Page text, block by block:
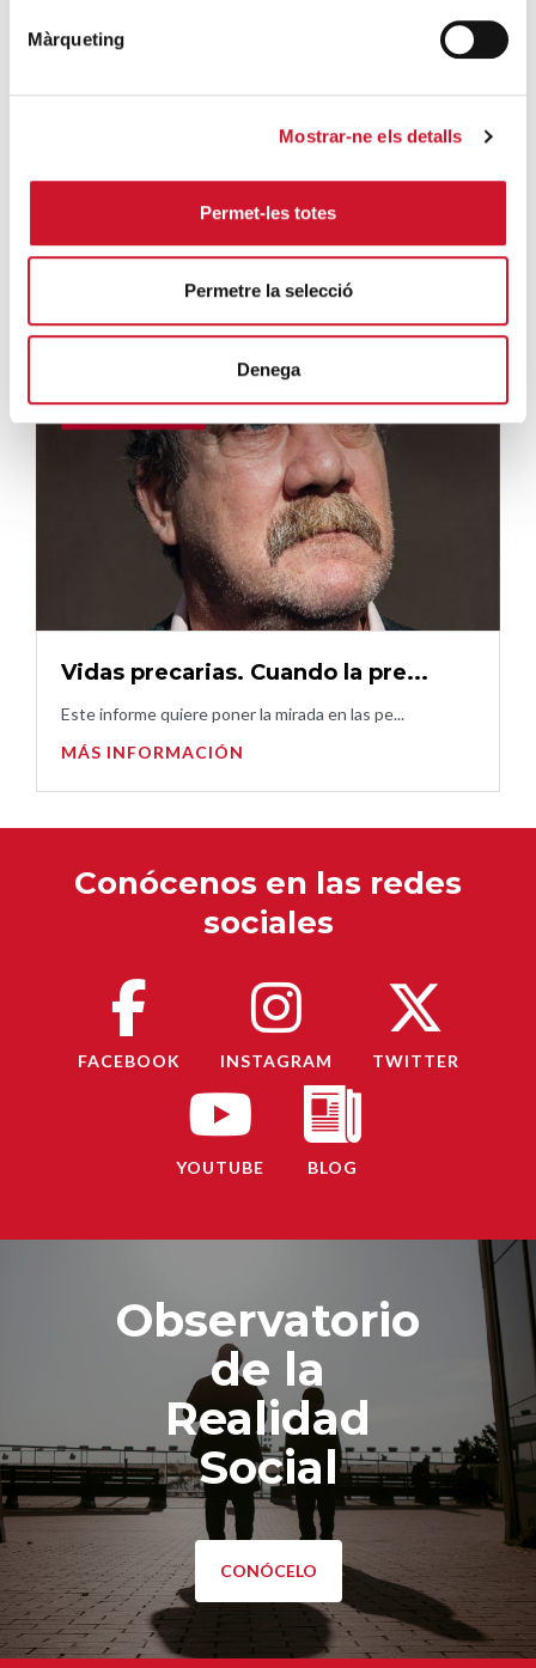
Màrqueting
Mostrar-ne els detalls
Permet-les totes
Permetre la selecció
Denega
Vidas precarias. Cuando la pre...
Este informe quiere poner la mirada en las pe...
MÁS INFORMACIÓN
Conócenos en las redes
sociales
FACEBOOK INSTAGRAM TWITTER
YOUTUBE BLOG
Observatorio
de la
Realidad
Social
CONÓCELO